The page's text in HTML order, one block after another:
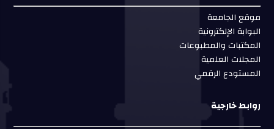
موقع الجامعة
البوابة الإلكترونية
المكتبات والمطبوعات
المجلات العلمية
المستودع الرقمي
روابط خارجية